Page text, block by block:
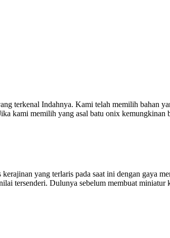
terkenal Indahnya. Kami telah memilih bahan
kami memilih yang asal batu onix
yang terlaris pada saat ini dengan gaya
tersenderi. Dulunya sebelum membuat